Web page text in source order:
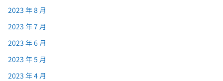
2023 年 8 月
2023 年 7 月
2023 年 6 月
2023 年 5 月
2023 年 4 月